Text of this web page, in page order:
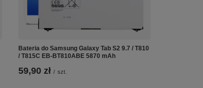
Bateria do Samsung Galaxy Tab S2 9.7 / T810
/ T815C EB-BT810ABE 5870 mAh
59,90 zł / szt.